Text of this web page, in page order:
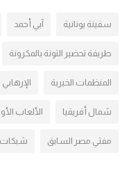
سفينة يونانية آبي أحمد
طريفة تحضير التونة بالمكرونة
المنظمات الخيرية
شمال أفريقيا الألعاب
مفتي مصر السابق شبكات